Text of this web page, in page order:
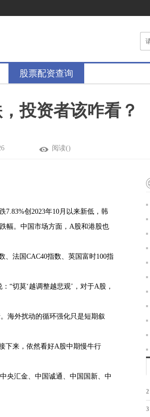
股票配资查询
投资者该咋看？
阅读()
7.83%创2023年10月以来新低，韩
幅。中国市场方面，A股和港股也
、法国CAC40指数、英国富时100指
“切莫‘越调整越悲观’，对于A股，
海外扰动的循环强化只是短期叙
下来，依然看好A股中期慢牛行
央汇金、中国诚通、中国国新、中
2
3